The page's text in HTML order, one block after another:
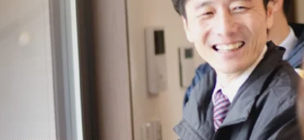
スタッフブログ
イベント・完成見学会
土地情報